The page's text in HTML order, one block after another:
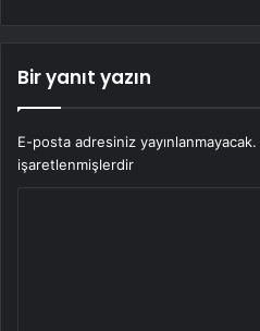
Bir yanıt yazın
E-posta adresiniz yayınlanmayacak.
işaretlenmişlerdir